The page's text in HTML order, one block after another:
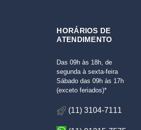
HORÁRIOS DE
ATENDIMENTO
Das 09h às 18h, de
segunda à sexta-feira
Sábado das 09h às 17h
(exceto feriados)*
(11) 3104-7111